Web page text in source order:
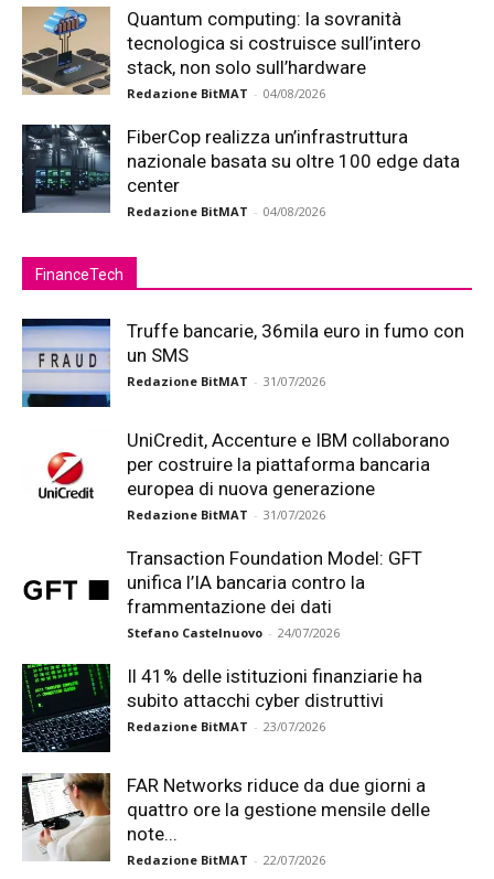
Quantum computing: la sovranità
tecnologica si costruisce sull’intero
stack, non solo sull’hardware
Redazione BitMAT - 04/08/2026
FiberCop realizza un’infrastruttura
nazionale basata su oltre 100 edge data
center
Redazione BitMAT - 04/08/2026
FinanceTech
Truffe bancarie, 36mila euro in fumo con
un SMS
Redazione BitMAT - 31/07/2026
UniCredit, Accenture e IBM collaborano
per costruire la piattaforma bancaria
europea di nuova generazione
Redazione BitMAT - 31/07/2026
Transaction Foundation Model: GFT
unifica l’IA bancaria contro la
frammentazione dei dati
Stefano Castelnuovo - 24/07/2026
Il 41% delle istituzioni finanziarie ha
subito attacchi cyber distruttivi
Redazione BitMAT - 23/07/2026
FAR Networks riduce da due giorni a
quattro ore la gestione mensile delle
note...
Redazione BitMAT - 22/07/2026